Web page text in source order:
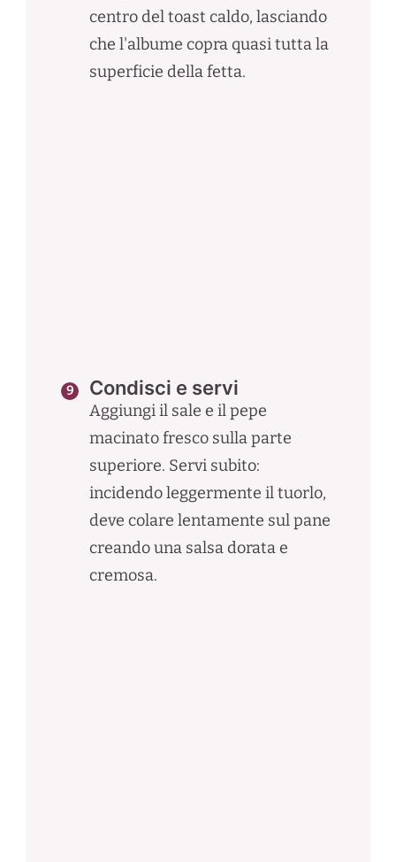
centro del toast caldo, lasciando
che l'albume copra quasi tutta la
superficie della fetta.
Condisci e servi
Aggiungi il sale e il pepe
macinato fresco sulla parte
superiore. Servi subito:
incidendo leggermente il tuorlo,
deve colare lentamente sul pane
creando una salsa dorata e
cremosa.